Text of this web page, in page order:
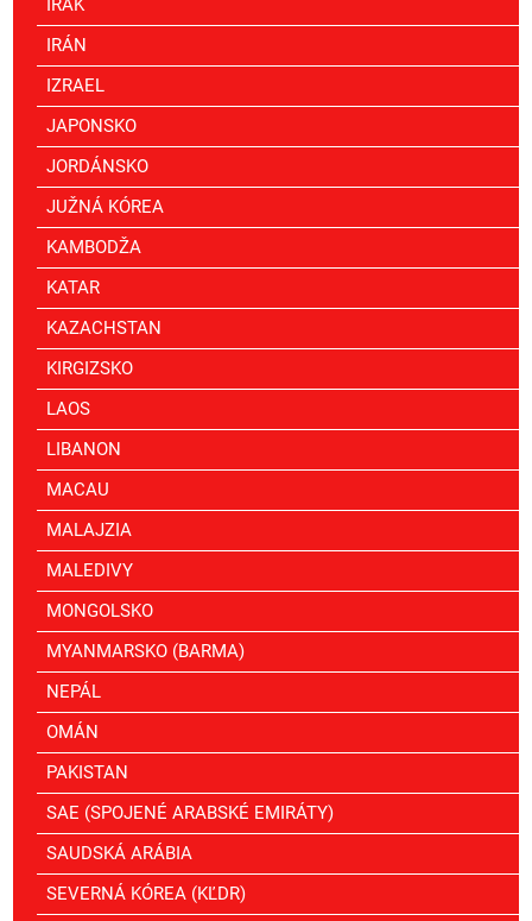
IRÁN
IZRAEL
JAPONSKO
JORDÁNSKO
JUŽNÁ KÓREA
KAMBODŽA
KATAR
KAZACHSTAN
KIRGIZSKO
LAOS
LIBANON
MACAU
MALAJZIA
MALEDIVY
MONGOLSKO
MYANMARSKO (BARMA)
NEPÁL
OMÁN
PAKISTAN
SAE (SPOJENÉ ARABSKÉ EMIRÁTY)
SAUDSKÁ ARÁBIA
SEVERNÁ KÓREA (KĽDR)